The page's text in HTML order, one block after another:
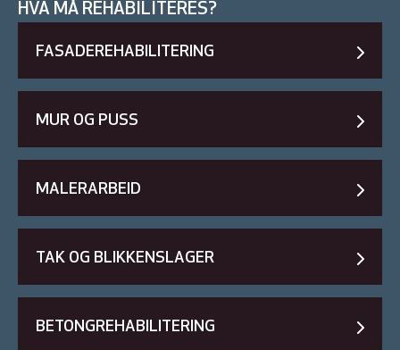
HVA MÅ REHABILITERES?
FASADEREHABILITERING
MUR OG PUSS
MALERARBEID
TAK OG BLIKKENSLAGER
BETONGREHABILITERING